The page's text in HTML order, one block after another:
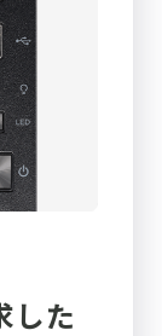
した